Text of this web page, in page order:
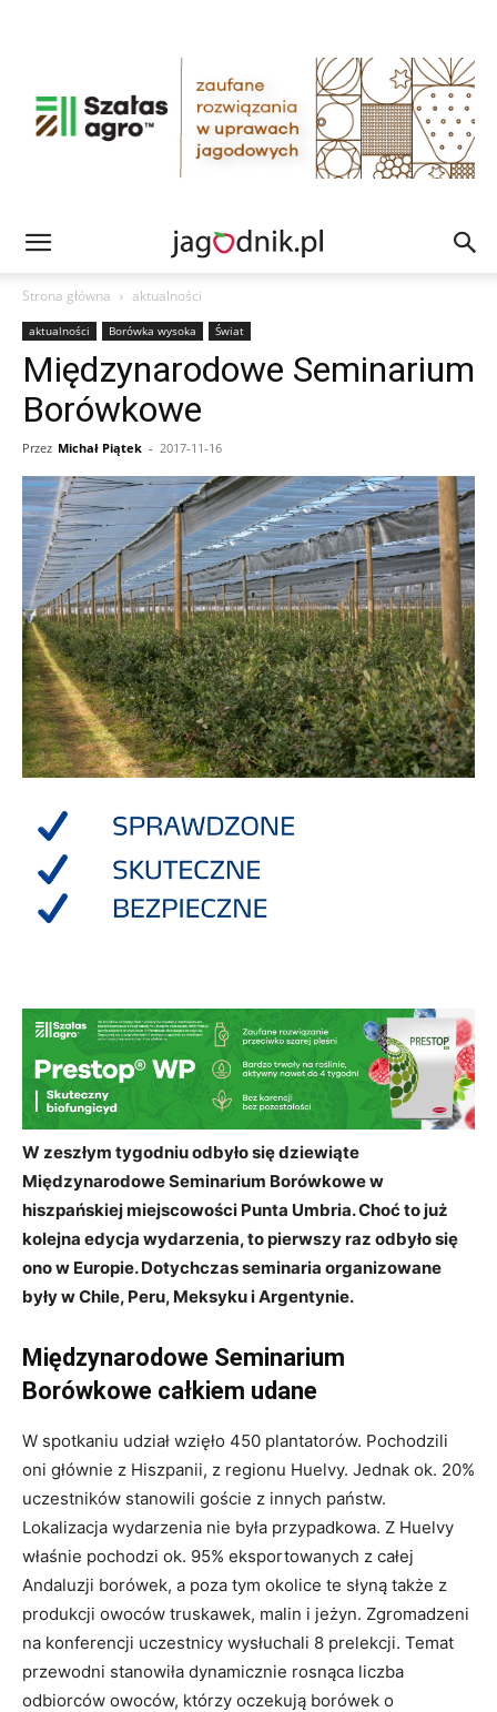
Strona główna aktualności
aktualności Borówka wysoka Świat
Międzynarodowe Seminarium
Borówkowe
Przez Michał Piątek - 2017-11-16
W zeszłym tygodniu odbyło się dziewiąte
Międzynarodowe Seminarium Borówkowe w
hiszpańskiej miejscowości Punta Umbria. Choć to już
kolejna edycja wydarzenia, to pierwszy raz odbyło się
ono w Europie. Dotychczas seminaria organizowane
były w Chile, Peru, Meksyku i Argentynie.
Międzynarodowe Seminarium
Borówkowe całkiem udane
W spotkaniu udział wzięło 450 plantatorów. Pochodzili
oni głównie z Hiszpanii, z regionu Huelvy. Jednak ok. 20%
uczestników stanowili goście z innych państw.
Lokalizacja wydarzenia nie była przypadkowa. Z Huelvy
właśnie pochodzi ok. 95% eksportowanych z całej
Andaluzji borówek, a poza tym okolice te słyną także z
produkcji owoców truskawek, malin i jeżyn. Zgromadzeni
na konferencji uczestnicy wysłuchali 8 prelekcji. Temat
przewodni stanowiła dynamicznie rosnąca liczba
odbiorców owoców, którzy oczekują borówek o